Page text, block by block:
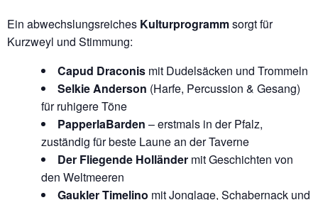
Ein abwechslungsreiches Kulturprogrammsorgt für
Kurzweyl und Stimmung:
Capud Draconis mit Dudelsäcken und Trommeln
Selkie Anderson (Harfe, Percussion & Gesang)
für ruhigere Töne
PapperlaBarden – erstmals in der Pfalz,
zuständig für beste Laune an der Taverne
Der Fliegende Holländer mit Geschichten von
den Weltmeeren
Gaukler Timelino mit Jonglage, Schabernack und